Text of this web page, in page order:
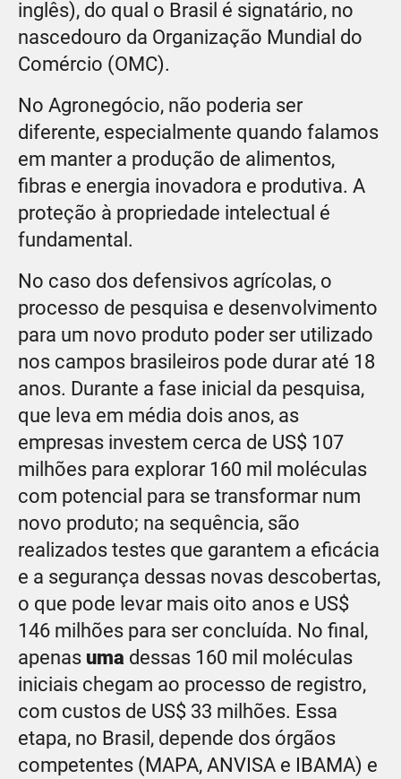
inglês), do qual o Brasil é signatário, no
nascedouro da Organização Mundial do
Comércio (OMC).
No Agronegócio, não poderia ser
diferente, especialmente quando falamos
em manter a produção de alimentos,
fibras e energia inovadora e produtiva. A
proteção à propriedade intelectual é
fundamental.
No caso dos defensivos agrícolas, o
processo de pesquisa e desenvolvimento
para um novo produto poder ser utilizado
nos campos brasileiros pode durar até 18
anos. Durante a fase inicial da pesquisa,
que leva em média dois anos, as
empresas investem cerca de US$ 107
milhões para explorar 160 mil moléculas
com potencial para se transformar num
novo produto; na sequência, são
realizados testes que garantem a eficácia
e a segurança dessas novas descobertas,
o que pode levar mais oito anos e US$
146 milhões para ser concluída. No final,
apenas uma dessas 160 mil moléculas
iniciais chegam ao processo de registro,
com custos de US$ 33 milhões. Essa
etapa, no Brasil, depende dos órgãos
competentes (MAPA, ANVISA e IBAMA) e